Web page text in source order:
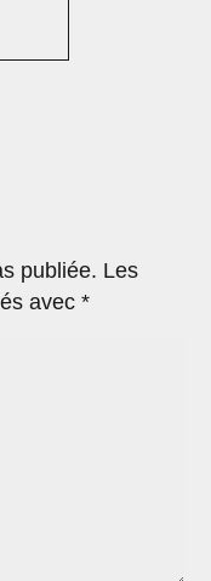
publiée. Les
avec*